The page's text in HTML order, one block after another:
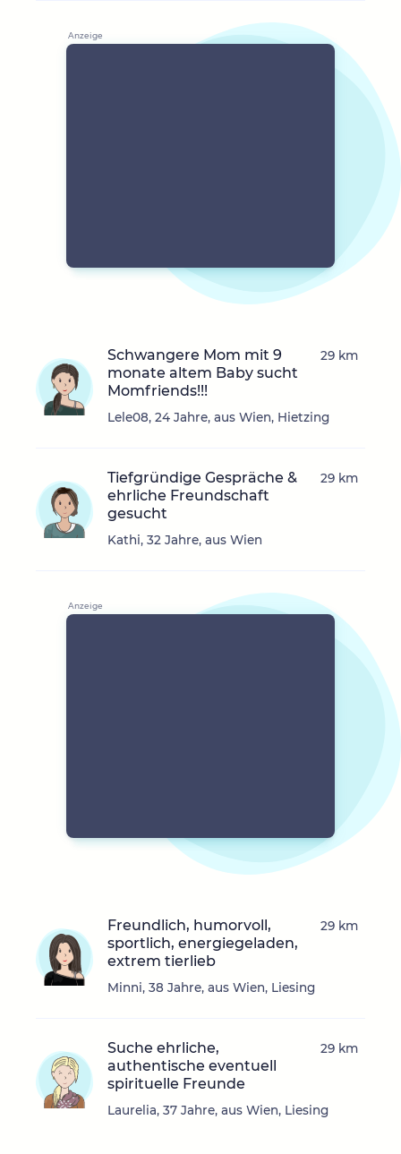
Schwangere Mom mit 9
monate altem Baby sucht
Momfriends!!!
Lele08, 24 Jahre, aus Wien, Hietzing
29 km
Tiefgründige Gespräche &
ehrliche Freundschaft
gesucht
Kathi, 32 Jahre, aus Wien
29 km
Freundlich, humorvoll,
sportlich, energiegeladen,
extrem tierlieb
Minni, 38 Jahre, aus Wien, Liesing
29 km
Suche ehrliche,
authentische eventuell
spirituelle Freunde
Laurelia, 37 Jahre, aus Wien, Liesing
29 km